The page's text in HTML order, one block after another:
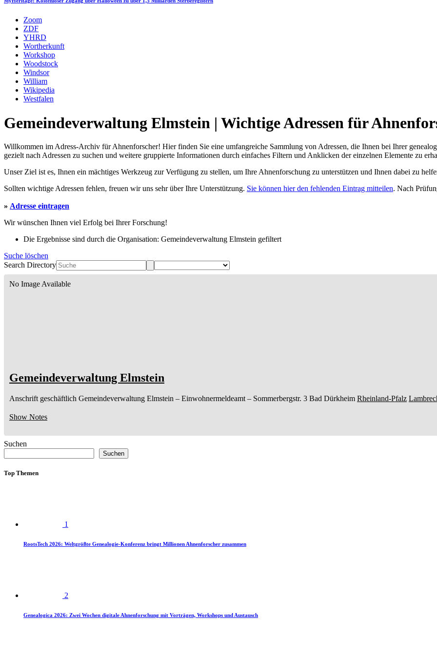
Zoom
ZDF
YHRD
Wortherkunft
Workshop
Woodstock
Windsor
William
Wikipedia
Westfalen
Gemeindeverwaltung Elmstein | Wichtige Adressen für
Willkommen im Adress-Archiv für Ahnenforscher! Hier finden Sie eine umfangreiche Sammlung von Adressen, die Ihnen bei Ihrer
gezielt nach Adressen zu suchen und weitere gruppierte Informationen durch einfaches Filtern und Anklicken der einzelnen Elemente zu
Unser Ziel ist es, Ihnen ein mächtiges Werkzeug zur Verfügung zu stellen, um Ihre Ahnenforschung zu unterstützen und Ihnen dabei zu
Sollten wichtige Adressen fehlen, freuen wir uns sehr über Ihre Unterstützung. Sie können hier den fehlenden Eintrag mitteilen. Nach
» Adresse eintragen
Wir wünschen Ihnen viel Erfolg bei Ihrer Forschung!
Die Ergebnisse sind durch die Organisation: Gemeindeverwaltung Elmstein gefiltert
Suche löschen
Search Directory
No Image Available
Gemeindeverwaltung Elmstein
Anschrift geschäftlich Gemeindeverwaltung Elmstein – Einwohnermeldeamt – Sommerbergstr. 3 Bad Dürkheim Rheinland-Pfalz
Show Notes
Suchen
Suchen
Top Themen
1
RootsTech 2026: Weltgrößte Genealogie-Konferenz bringt Millionen Ahnenforscher zusammen
2
Genealogica 2026: Zwei Wochen digitale Ahnenforschung mit Vorträgen, Workshops und Austausch